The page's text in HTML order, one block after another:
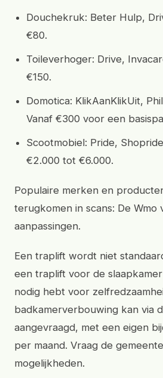
Douchekruk: Beter Hulp,
€80.
Toileverhoger: Drive,
€150.
Domotica: KlikAanKlikUit,
Vanaf €300 voor een
Scootmobiel: Pride,
€2.000 tot €6.000.
Populaire merken en
terugkomen in scans: De Wmo
aanpassingen.
Een traplift wordt niet
een traplift voor de
nodig hebt voor
badkamerverbouwing kan via
aangevraagd, met een eigen
per maand. Vraag de
mogelijkheden.